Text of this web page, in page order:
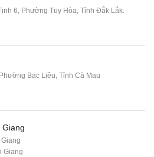
6, Phường Tuy Hòa, Tỉnh Đắk Lắk.
Bạc Liêu, Tỉnh Cà Mau
Giang